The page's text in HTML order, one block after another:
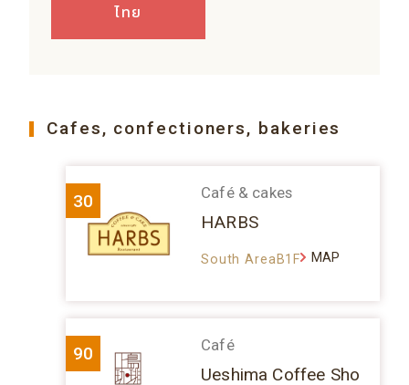
ไทย
Cafes, confectioners, bakeries
30 Café & cakes
HARBS
South AreaB1F MAP
90 Café
Ueshima Coffee Sho